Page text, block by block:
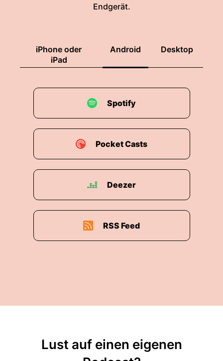
Endgerät.
iPhone oder
iPad
Android Desktop
Spotify
Pocket Casts
Deezer
RSS Feed
Lust auf einen eigenen